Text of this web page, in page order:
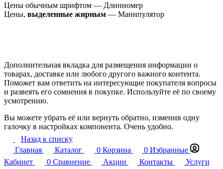
Цены обычным шрифтом — Длинномер
Цены, выделенные жирным — Манипулятор
Дополнительная вкладка для размещения информации о
товарах, доставке или любого другого важного контента.
Поможет вам ответить на интересующие покупателя вопросы
и развеять его сомнения в покупке. Используйте её по своему
усмотрению.
Вы можете убрать её или вернуть обратно, изменив одну
галочку в настройках компонента. Очень удобно.
Назад к списку
Главная
Каталог 0 Корзина 0 Избранные
Кабинет
0 Сравнение Акции Контакты
Услуги